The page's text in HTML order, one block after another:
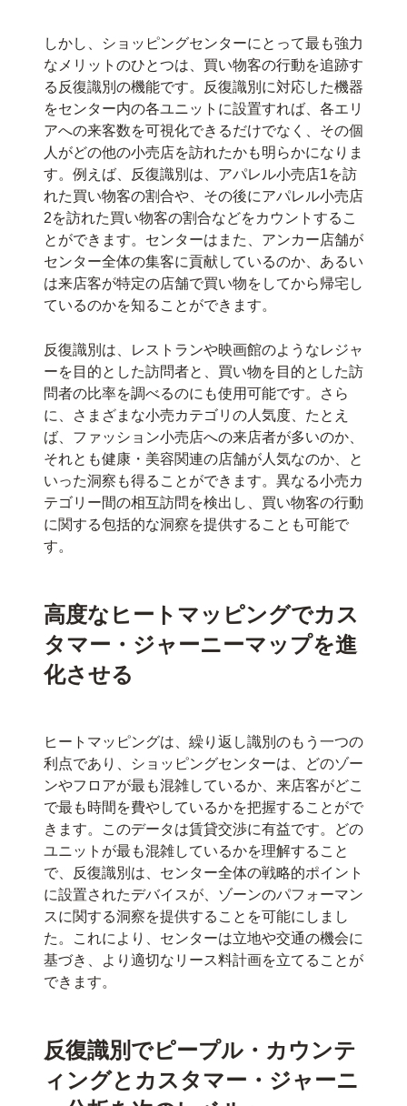
しかし、ショッピングセンターにとって最も強力
なメリットのひとつは、買い物客の行動を追跡す
る反復識別の機能です。反復識別に対応した機器
をセンター内の各ユニットに設置すれば、各エリ
アへの来客数を可視化できるだけでなく、その個
人がどの他の小売店を訪れたかも明らかになりま
す。例えば、反復識別は、アパレル小売店1を訪
れた買い物客の割合や、その後にアパレル小売店
2を訪れた買い物客の割合などをカウントするこ
とができます。センターはまた、アンカー店舗が
センター全体の集客に貢献しているのか、あるい
は来店客が特定の店舗で買い物をしてから帰宅し
ているのかを知ることができます。
反復識別は、レストランや映画館のようなレジャ
ーを目的とした訪問者と、買い物を目的とした訪
問者の比率を調べるのにも使用可能です。さら
に、さまざまな小売カテゴリの人気度、たとえ
ば、ファッション小売店への来店者が多いのか、
それとも健康・美容関連の店舗が人気なのか、と
いった洞察も得ることができます。異なる小売カ
テゴリー間の相互訪問を検出し、買い物客の行動
に関する包括的な洞察を提供することも可能で
す。
高度なヒートマッピングでカス
タマー・ジャーニーマップを進
化させる
ヒートマッピングは、繰り返し識別のもう一つの
利点であり、ショッピングセンターは、どのゾー
ンやフロアが最も混雑しているか、来店客がどこ
で最も時間を費やしているかを把握することがで
きます。このデータは賃貸交渉に有益です。どの
ユニットが最も混雑しているかを理解すること
で、反復識別は、センター全体の戦略的ポイント
に設置されたデバイスが、ゾーンのパフォーマン
スに関する洞察を提供することを可能にしまし
た。これにより、センターは立地や交通の機会に
基づき、より適切なリース料計画を立てることが
できます。
反復識別でピープル・カウンテ
ィングとカスタマー・ジャーニ